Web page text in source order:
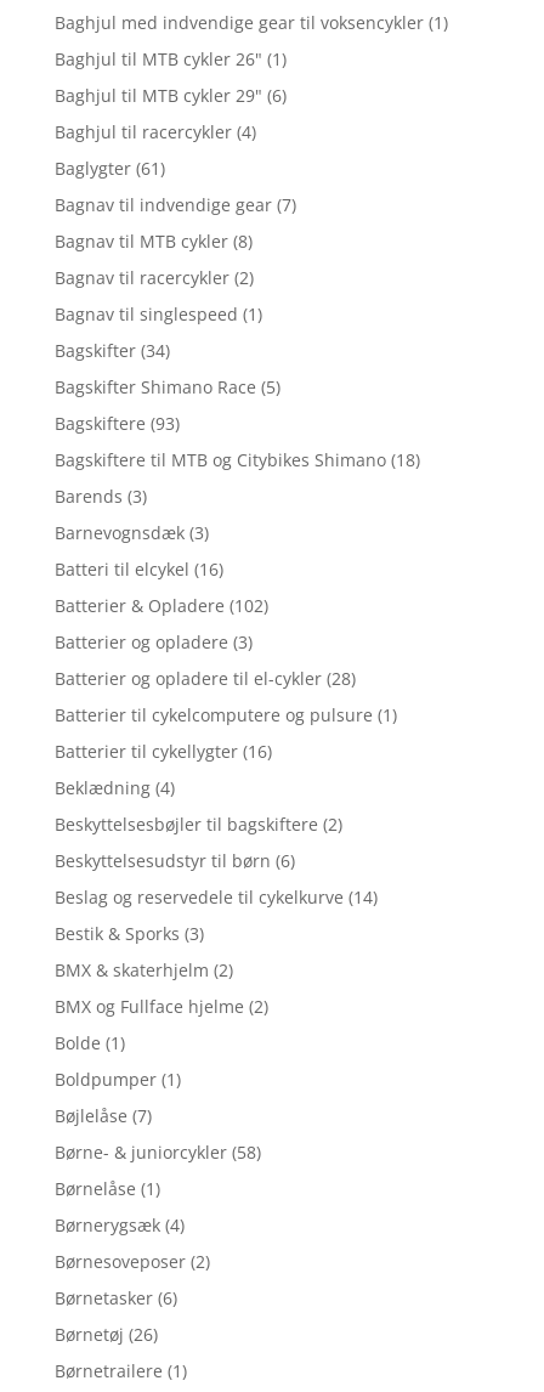
Baghjul med indvendige gear til voksencykler (1)
Baghjul til MTB cykler 26" (1)
Baghjul til MTB cykler 29" (6)
Baghjul til racercykler (4)
Baglygter (61)
Bagnav til indvendige gear (7)
Bagnav til MTB cykler (8)
Bagnav til racercykler (2)
Bagnav til singlespeed (1)
Bagskifter (34)
Bagskifter Shimano Race (5)
Bagskiftere (93)
Bagskiftere til MTB og Citybikes Shimano (18)
Barends (3)
Barnevognsdæk (3)
Batteri til elcykel (16)
Batterier & Opladere (102)
Batterier og opladere (3)
Batterier og opladere til el-cykler (28)
Batterier til cykelcomputere og pulsure (1)
Batterier til cykellygter (16)
Beklædning (4)
Beskyttelsesbøjler til bagskiftere (2)
Beskyttelsesudstyr til børn (6)
Beslag og reservedele til cykelkurve (14)
Bestik & Sporks (3)
BMX & skaterhjelm (2)
BMX og Fullface hjelme (2)
Bolde (1)
Boldpumper (1)
Bøjlelåse (7)
Børne- & juniorcykler (58)
Børnelåse (1)
Børnerygsæk (4)
Børnesoveposer (2)
Børnetasker (6)
Børnetøj (26)
Børnetrailere (1)